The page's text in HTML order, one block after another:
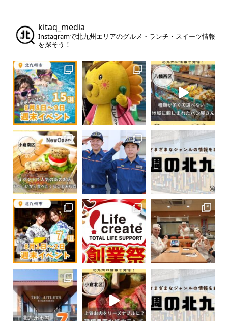
kitaq_media
Instagramで北九州エリアのグルメ・ランチ・スイーツ情報
を探そう！